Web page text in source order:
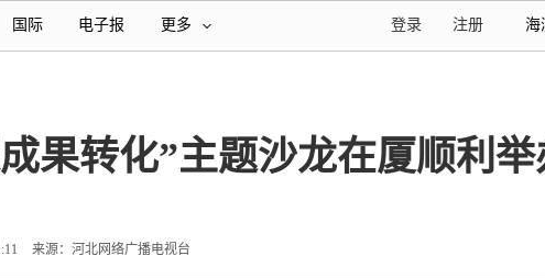
国际 电子报 更多 海
注册
登录
果转化”主题沙龙在厦顺利举
来源：河北网络广播电视台